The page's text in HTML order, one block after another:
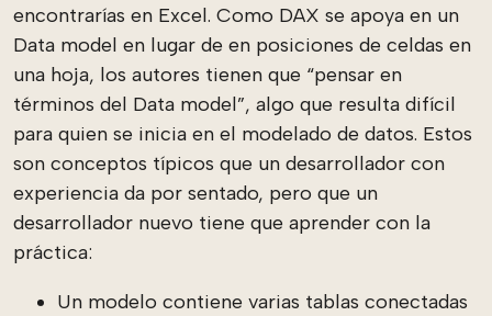
encontrarías en Excel. Como DAX se apoya en un
Data model en lugar de en posiciones de celdas en
una hoja, los autores tienen que “pensar en
términos del Data model”, algo que resulta difícil
para quien se inicia en el modelado de datos. Estos
son conceptos típicos que un desarrollador con
experiencia da por sentado, pero que un
desarrollador nuevo tiene que aprender con la
práctica:
Un modelo contiene varias tablas conectadas